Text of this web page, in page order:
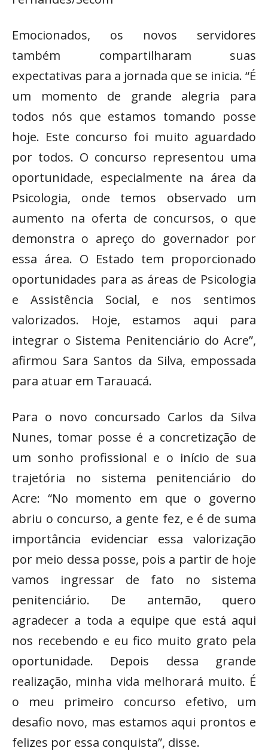
Emocionados, os novos servidores
também compartilharam suas
expectativas para a jornada que se inicia. “É
um momento de grande alegria para
todos nós que estamos tomando posse
hoje. Este concurso foi muito aguardado
por todos. O concurso representou uma
oportunidade, especialmente na área da
Psicologia, onde temos observado um
aumento na oferta de concursos, o que
demonstra o apreço do governador por
essa área. O Estado tem proporcionado
oportunidades para as áreas de Psicologia
e Assistência Social, e nos sentimos
valorizados. Hoje, estamos aqui para
integrar o Sistema Penitenciário do Acre”,
afirmou Sara Santos da Silva, empossada
para atuar em Tarauacá.
Para o novo concursado Carlos da Silva
Nunes, tomar posse é a concretização de
um sonho profissional e o início de sua
trajetória no sistema penitenciário do
Acre: “No momento em que o governo
abriu o concurso, a gente fez, e é de suma
importância evidenciar essa valorização
por meio dessa posse, pois a partir de hoje
vamos ingressar de fato no sistema
penitenciário. De antemão, quero
agradecer a toda a equipe que está aqui
nos recebendo e eu fico muito grato pela
oportunidade. Depois dessa grande
realização, minha vida melhorará muito. É
o meu primeiro concurso efetivo, um
desafio novo, mas estamos aqui prontos e
felizes por essa conquista”, disse.